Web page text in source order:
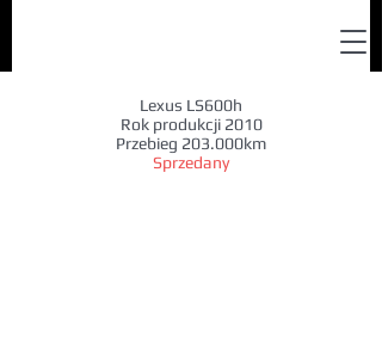
Lexus LS600h
Rok produkcji 2010
Przebieg 203.000km
Sprzedany